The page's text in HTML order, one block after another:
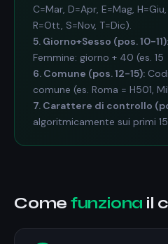
C=Mar, D=Apr, E=Mag,
R=Ott, S=Nov, T=Dic).
5. Giorno+Sesso (pos. 10-11):
Femmine: giorno + 40 (es.
6. Comune (pos. 12-15):
comune (es. Roma = H501,
7. Carattere di controllo
algoritmicamente sui primi
Come funziona il